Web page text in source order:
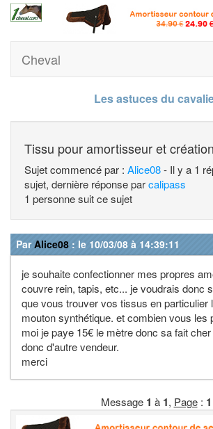
Cheval
Les astuces du
Tissu pour amortisseur et création
Sujet commencé par : Alice08- Il y a 1
sujet, dernière réponse parcalipass
1 personne suit ce sujet
ParAlice08 : le 10/03/08 à 14:39:11
je souhaite confectionner mes propres
couvre rein, tapis, etc... je voudrais donc
que vous trouver vos tissus en particulier
mouton synthétique. et combien vous les
moi je paye 15€ le mètre donc sa fait
donc d'autre vendeur.
merci
Message 1 à 1, Page: 1